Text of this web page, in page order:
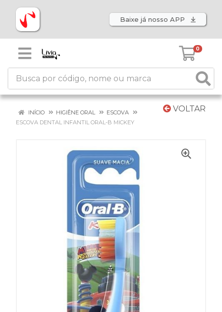
Baixe já nosso APP
0
VOLTAR
INÍCIO HIGIÊNE ORAL
ESCOVA
ESCOVA DENTAL INFANTIL ORAL-B MICKEY